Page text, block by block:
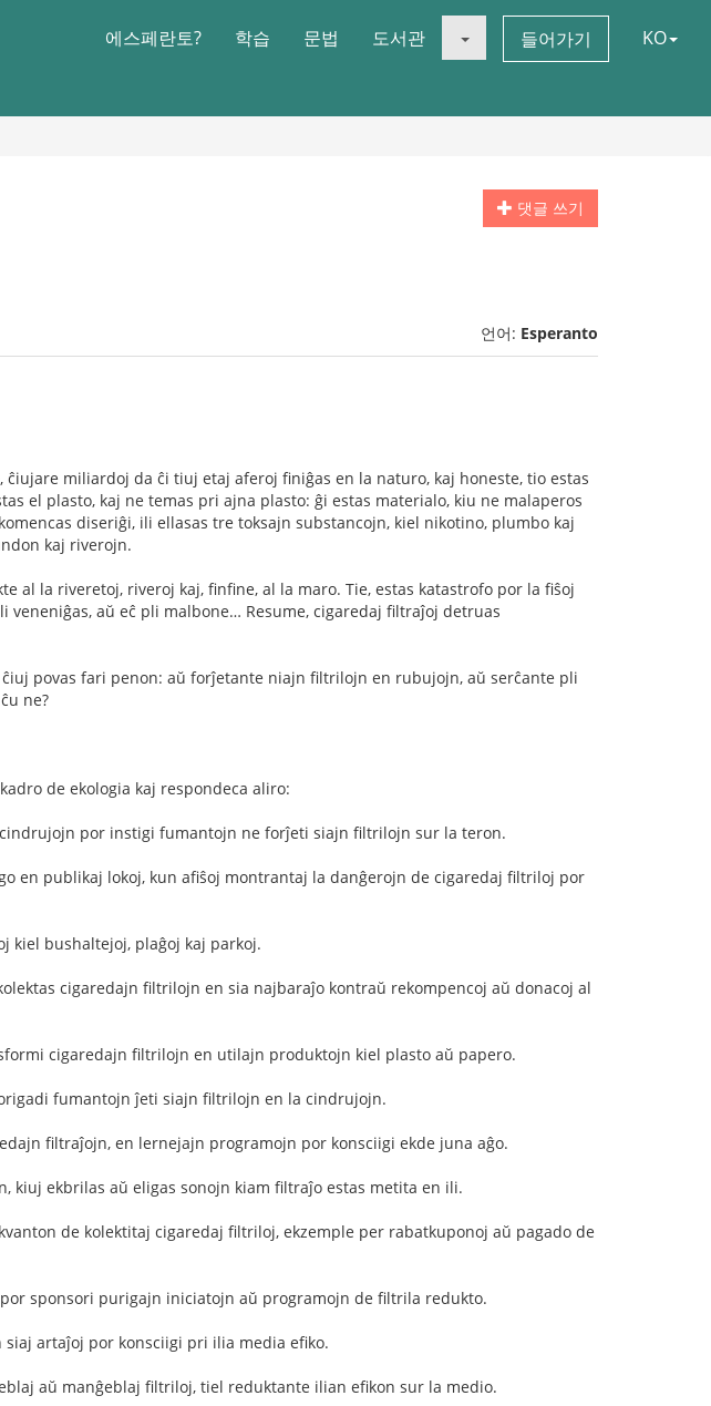
에스페란토? 학습 문법 도서관 들어가기 KO
댓글 쓰기
언어: Esperanto
miliardoj da ĉi tiuj etaj aferoj finiĝas en la naturo, kaj honeste, tio estas
el plasto, kaj ne temas pri ajna plasto: ĝi estas materialo, kiu ne malaperos
diseriĝi, ili ellasas tre toksajn substancojn, kiel nikotino, plumbo kaj
kaj riverojn.
al la riveretoj, riveroj kaj, finfine, al la maro. Tie, estas katastrofo por la fiŝoj
veneniĝas, aŭ eĉ pli malbone… Resume, cigaredaj filtraĵoj detruas
ĉiuj povas fari penon: aŭ forĵetante niajn filtrilojn en rubujojn, aŭ serĉante pli
ne?
de ekologia kaj respondeca aliro:
por instigi fumantojn ne forĵeti siajn filtrilojn sur la teron.
en publikaj lokoj, kun afiŝoj montrantaj la danĝerojn de cigaredaj filtriloj por
kiel bushaltejoj, plaĝoj kaj parkoj.
cigaredajn filtrilojn en sia najbaraĵo kontraŭ rekompencoj aŭ donacoj al
cigaredajn filtrilojn en utilajn produktojn kiel plasto aŭ papero.
fumantojn ĵeti siajn filtrilojn en la cindrujojn.
filtraĵojn, en lernejajn programojn por konsciigi ekde juna aĝo.
ekbrilas aŭ eligas sonojn kiam filtraĵo estas metita en ili.
de kolektitaj cigaredaj filtriloj, ekzemple per rabatkuponoj aŭ pagado de
sponsori purigajn iniciatojn aŭ programojn de filtrila redukto.
artaĵoj por konsciigi pri ilia media efiko.
aŭ manĝeblaj filtriloj, tiel reduktante ilian efikon sur la medio.